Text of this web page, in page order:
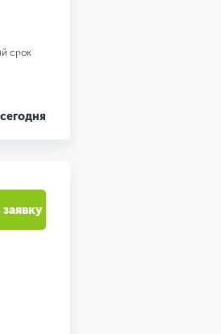
срок
сегодня